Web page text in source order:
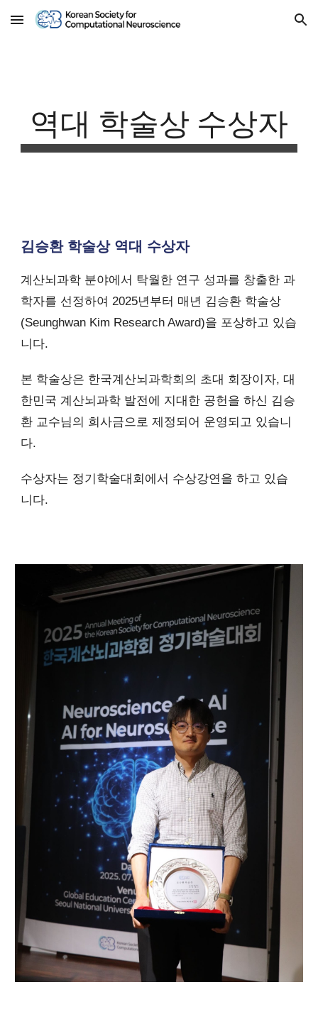
Skip to main content Skip to navigation
역대 학술상 수상자
김승환 학술상 역대 수상자
계산뇌과학 분야에서 탁월한 연구 성과를 창출한 과
학자를 선정하여 2025년부터 매년 김승환 학술상
(Seunghwan Kim Research Award)을 포상하고 있습
니다.
본 학술상은 한국계산뇌과학회의 초대 회장이자, 대
한민국 계산뇌과학 발전에 지대한 공헌을 하신 김승
환 교수님의 희사금으로 제정되어 운영되고 있습니
다.
수상자는 정기학술대회에서 수상강연을 하고 있습
니다.